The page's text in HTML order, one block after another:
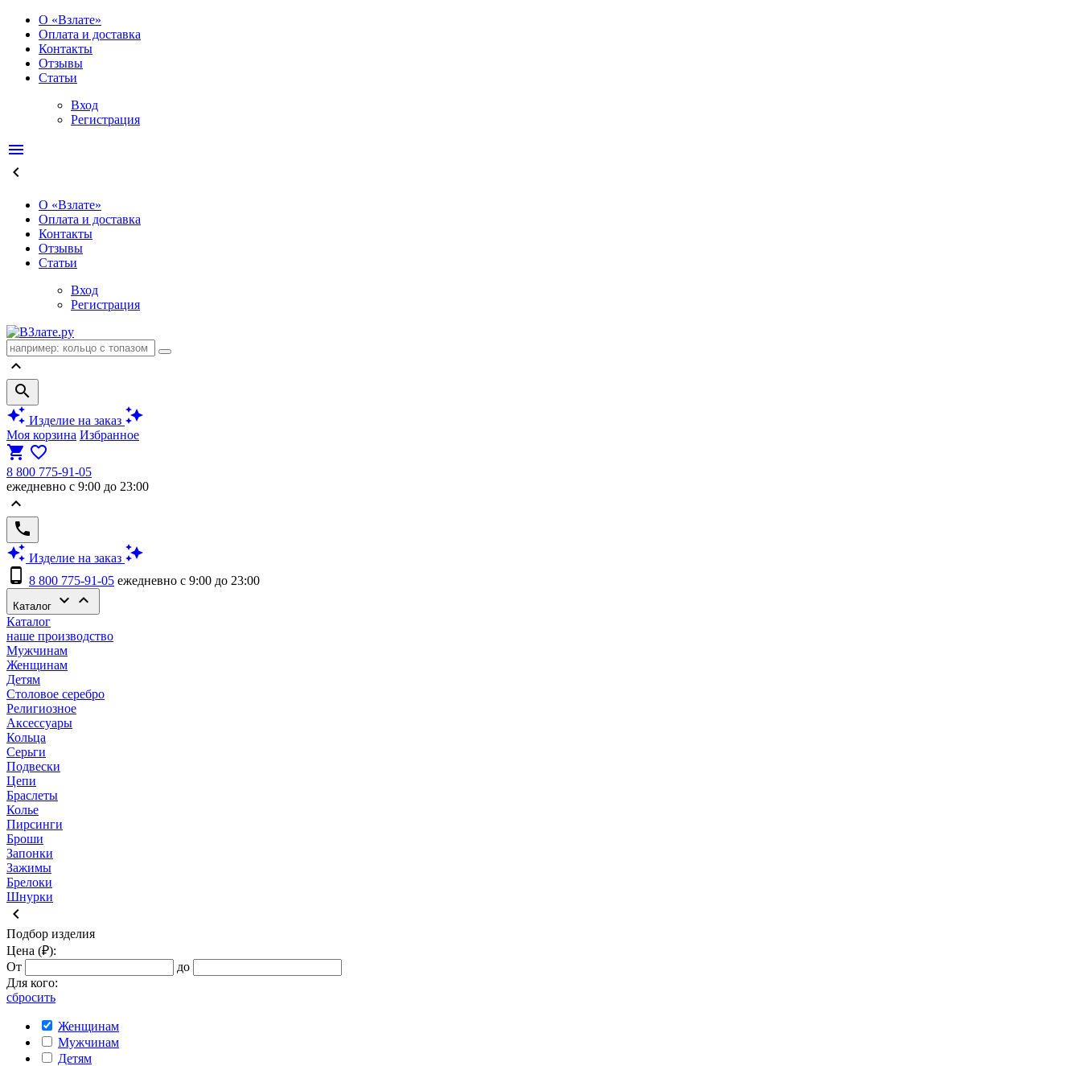
О «Взлате»
Оплата и доставка
Контакты
Отзывы
Статьи
Вход
Регистрация
menu
keyboard_arrow_left
О «Взлате»
Оплата и доставка
Контакты
Отзывы
Статьи
Вход
Регистрация
keyboard_arrow_up
search
auto_awesome Изделие на заказ auto_awesome
Моя корзина Избранное
shopping_cart favorite_border
8 800 775-91-05
ежедневно с 9:00 до 23:00
keyboard_arrow_up
phone
auto_awesome Изделие на заказ auto_awesome
phone_android 8 800 775-91-05 ежедневно с 9:00 до 23:00
Каталог keyboard_arrow_down keyboard_arrow_up
Каталог
наше производство
Мужчинам
Женщинам
Детям
Столовое серебро
Религиозное
Аксессуары
Кольца
Серьги
Подвески
Цепи
Браслеты
Колье
Пирсинги
Броши
Запонки
Зажимы
Брелоки
Шнурки
keyboard_arrow_left
Подбор изделия
Цена (₽):
От
до
Для кого:
сбросить
Женщинам
Мужчинам
Детям